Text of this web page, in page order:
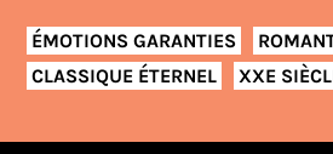
ÉMOTIONS GARANTIES
CLASSIQUE ÉTERNEL
XXE